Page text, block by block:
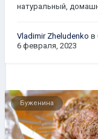
натуральный,
Vladimir Zheludenko в
6 февраля, 2023
Буженина